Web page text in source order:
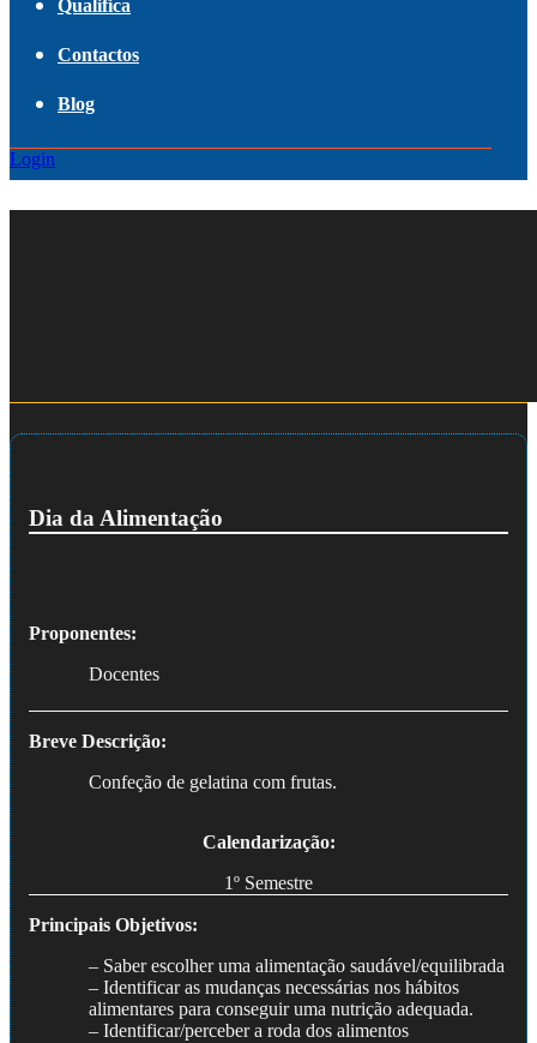
Qualifica
Contactos
Blog
Login
Dia da Alimentação
Proponentes:
Docentes
Breve Descrição:
Confeção de gelatina com frutas.
Calendarização:
1º Semestre
Principais Objetivos:
– Saber escolher uma alimentação saudável/equilibrada
– Identificar as mudanças necessárias nos hábitos
alimentares para conseguir uma nutrição adequada.
– Identificar/perceber a roda dos alimentos